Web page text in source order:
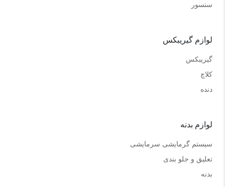
سنسور
لوازم گیریبکس
گیریبکس
کلاچ
دنده
لوازم بدنه
سیستم گرمایشی سرمایشی
تعلیق و جلو بندی
بدنه